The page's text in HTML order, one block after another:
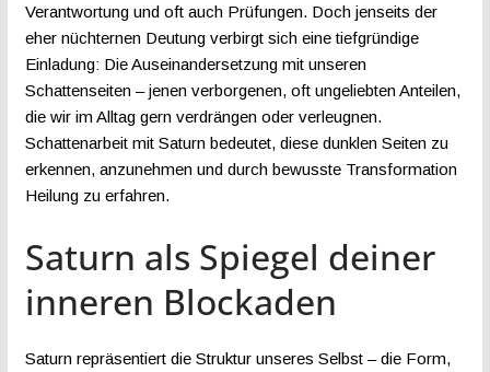
Verantwortung und oft auch Prüfungen. Doch jenseits der
eher nüchternen Deutung verbirgt sich eine tiefgründige
Einladung: Die Auseinandersetzung mit unseren
Schattenseiten – jenen verborgenen, oft ungeliebten Anteilen,
die wir im Alltag gern verdrängen oder verleugnen.
Schattenarbeit mit Saturn bedeutet, diese dunklen Seiten zu
erkennen, anzunehmen und durch bewusste Transformation
Heilung zu erfahren.
Saturn als Spiegel deiner
inneren Blockaden
Saturn repräsentiert die Struktur unseres Selbst – die Form,